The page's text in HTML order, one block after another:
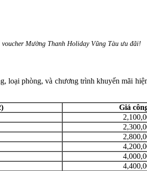
Mường Thanh Holiday Vũng Tàu ưu đãi!
loại phòng, và chương trình khuyến mãi
Giá